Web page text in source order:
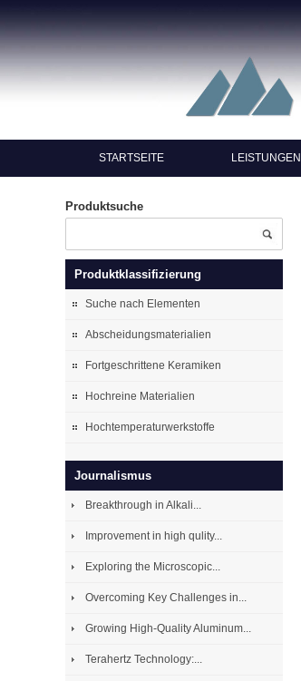
STARTSEITE LEISTUNGEN
Produktsuche
Produktklassifizierung
Suche nach Elementen
Abscheidungsmaterialien
Fortgeschrittene Keramiken
Hochreine Materialien
Hochtemperaturwerkstoffe
Journalismus
Breakthrough in Alkali...
Improvement in high qulity...
Exploring the Microscopic...
Overcoming Key Challenges in...
Growing High-Quality Aluminum...
Terahertz Technology:...